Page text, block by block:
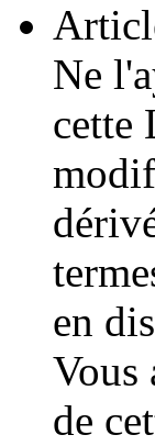
Ne
cette
en
Vous
de